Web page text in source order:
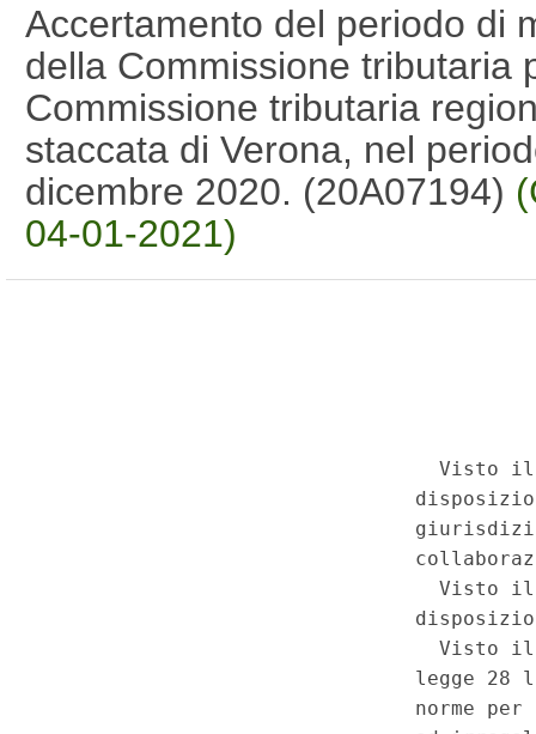
Accertamento del periodo di
della Commissione tributaria
Commissione tributaria
staccata di Verona, nel
dicembre 2020. (20A07194)
04-01-2021)